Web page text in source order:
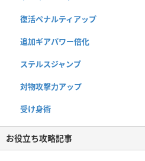
復活ペナルティアップ
追加ギアパワー倍化
ステルスジャンプ
対物攻撃力アップ
受け身術
お役立ち攻略記事